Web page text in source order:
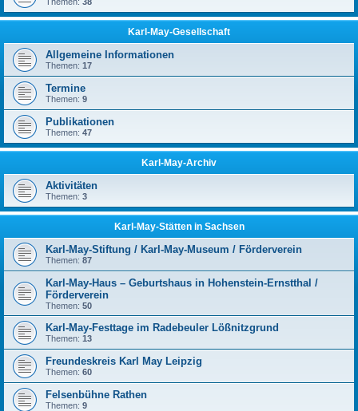
Karl-May-Gesellschaft
Allgemeine Informationen
Themen: 17
Termine
Themen: 9
Publikationen
Themen: 47
Karl-May-Archiv
Aktivitäten
Themen: 3
Karl-May-Stätten in Sachsen
Karl-May-Stiftung / Karl-May-Museum / Förderverein
Themen: 87
Karl-May-Haus – Geburtshaus in Hohenstein-Ernstthal /
Förderverein
Themen: 50
Karl-May-Festtage im Radebeuler Lößnitzgrund
Themen: 13
Freundeskreis Karl May Leipzig
Themen: 60
Felsenbühne Rathen
Themen: 9